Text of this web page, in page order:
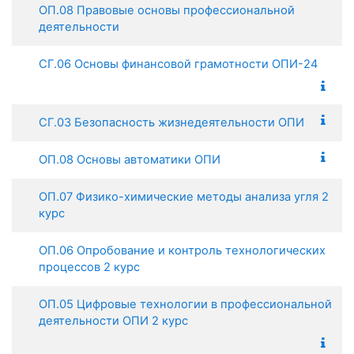
ОП.08 Правовые основы профессиональной
деятельности
СГ.06 Основы финансовой грамотности ОПИ-24
СГ.03 Безопасность жизнедеятельности ОПИ
ОП.08 Основы автоматики ОПИ
ОП.07 Физико-химические методы анализа угля 2
курс
ОП.06 Опробование и контроль технологических
процессов 2 курс
ОП.05 Цифровые технологии в профессиональной
деятельности ОПИ 2 курс